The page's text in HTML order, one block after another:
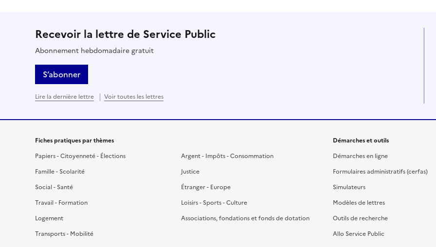
Recevoir la lettre de Service Public
Abonnement hebdomadaire gratuit
S’abonner
Lire la dernière lettre Voir toutes les lettres
Fiches pratiques par thèmes
Papiers - Citoyenneté - Élections
Famille - Scolarité
Social - Santé
Travail - Formation
Logement
Transports - Mobilité
Argent - Impôts - Consommation
Justice
Étranger - Europe
Loisirs - Sports - Culture
Associations, fondations et fonds de dotation
Démarches et outils
Démarches en ligne
Formulaires administratifs (cerfas)
Simulateurs
Modèles de lettres
Outils de recherche
Allo Service Public